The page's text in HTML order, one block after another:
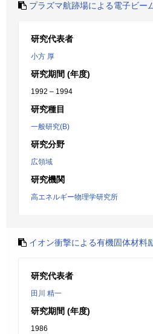
プラズマ航跡場による電子ビー
研究代表者
小方 厚
研究期間 (年度)
1992 – 1994
研究種目
一般研究(B)
研究分野
広領域
研究機関
高エネルギー物理学研究所
イオン衝撃による有機固体材料
研究代表者
田川 精一
研究期間 (年度)
1986